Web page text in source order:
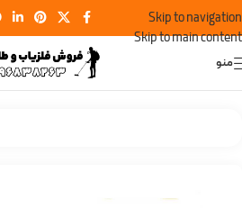
Skip to navigation
Skip to main content
منو